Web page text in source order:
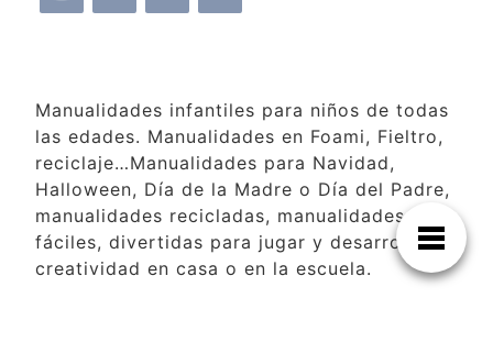
Manualidades infantiles para niños de todas
las edades. Manualidades en Foami, Fieltro,
reciclaje…Manualidades para Navidad,
Halloween, Día de la Madre o Día del Padre,
manualidades recicladas, manualidades
fáciles, divertidas para jugar y desarrollar la
creatividad en casa o en la escuela.